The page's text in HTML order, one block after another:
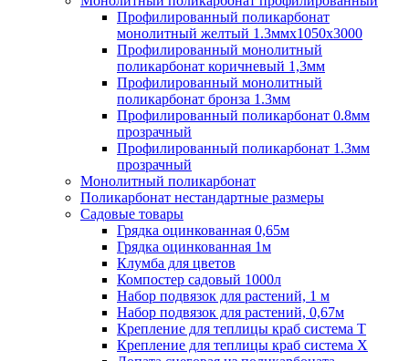
Профилированный поликарбонат
монолитный желтый 1.3ммх1050х3000
Профилированный монолитный
поликарбонат коричневый 1,3мм
Профилированный монолитный
поликарбонат бронза 1.3мм
Профилированный поликарбонат 0.8мм
прозрачный
Профилированный поликарбонат 1.3мм
прозрачный
Монолитный поликарбонат
Поликарбонат нестандартные размеры
Садовые товары
Грядка оцинкованная 0,65м
Грядка оцинкованная 1м
Клумба для цветов
Компостер садовый 1000л
Набор подвязок для растений, 1 м
Набор подвязок для растений, 0,67м
Крепление для теплицы краб система Т
Крепление для теплицы краб система Х